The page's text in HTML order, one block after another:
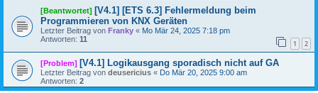
[Beantwortet] [V4.1] [ETS 6.3] Fehlermeldung beim
Programmieren von KNX Geräten
Letzter Beitrag von Franky « Mo Mär 24, 2025 7:18 pm
Antworten: 11 1 2
[Problem] [V4.1] Logikausgang sporadisch nicht auf GA
Letzter Beitrag von deusericius « Do Mär 20, 2025 9:00 am
Antworten: 2